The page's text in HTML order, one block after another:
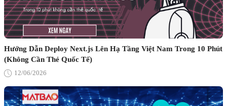
Hướng Dẫn Deploy Next.js Lên Hạ Tầng Việt Nam Trong 10 Phút
(Không Cần Thẻ Quốc Tế)
12/06/2026